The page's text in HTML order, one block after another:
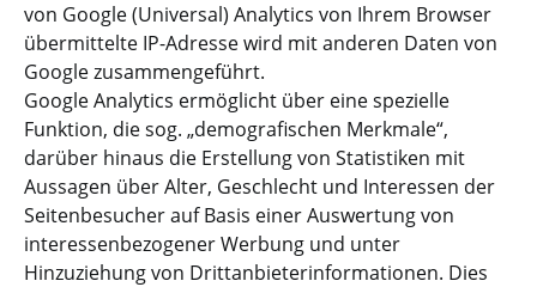
von Google (Universal) Analytics von Ihrem Browser
übermittelte IP-Adresse wird mit anderen Daten von
Google zusammengeführt.
Google Analytics ermöglicht über eine spezielle
Funktion, die sog. „demografischen Merkmale“,
darüber hinaus die Erstellung von Statistiken mit
Aussagen über Alter, Geschlecht und Interessen der
Seitenbesucher auf Basis einer Auswertung von
interessenbezogener Werbung und unter
Hinzuziehung von Drittanbieterinformationen. Dies